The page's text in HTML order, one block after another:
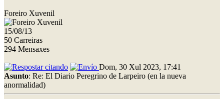
Foreiro Xuvenil
15/08/13
50 Carreiras
294 Mensaxes
Dom, 30 Xul 2023, 17:41
Asunto: Re: El Diario Peregrino de Larpeiro (en la nueva
anormalidad)